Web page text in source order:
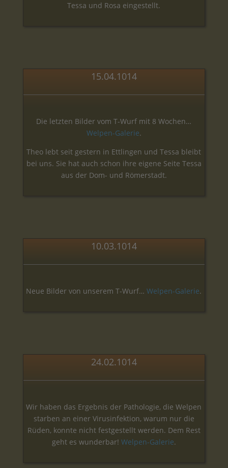
Tessa und Rosa eingestellt.
15.04.1014
Die letzten Bilder vom T-Wurf mit 8 Wochen…
Welpen-Galerie.
Theo lebt seit gestern in Ettlingen und Tessa bleibt
bei uns. Sie hat auch schon ihre eigene Seite Tessa
aus der Dom- und Römerstadt.
10.03.1014
Neue Bilder von unserem T-Wurf…Welpen-Galerie.
24.02.1014
Wir haben das Ergebnis der Pathologie, die Welpen
starben an einer Virusinfektion, warum nur die
Rüden, konnte nicht festgestellt werden. Dem Rest
geht es wunderbar! Welpen-Galerie.